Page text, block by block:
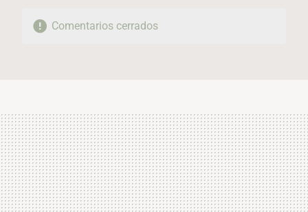
Comentarios cerrados